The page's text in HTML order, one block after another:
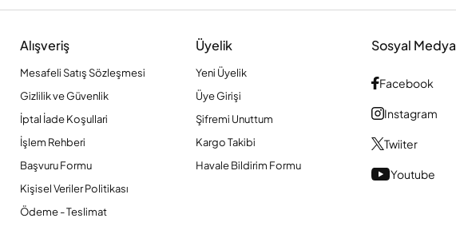
Alışveriş
Mesafeli Satış Sözleşmesi
Gizlilik ve Güvenlik
İptal İade Koşullari
İşlem Rehberi
Başvuru Formu
Kişisel Veriler Politikası
Ödeme - Teslimat
Üyelik
Yeni Üyelik
Üye Girişi
Şifremi Unuttum
Kargo Takibi
Havale Bildirim Formu
Sosyal Medya
Facebook
Instagram
Twiiter
Youtube